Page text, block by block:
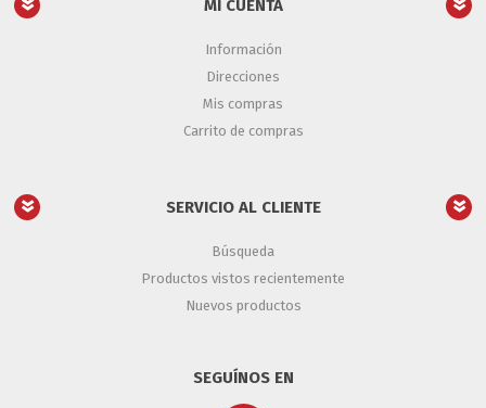
MI CUENTA
Información
Direcciones
Mis compras
Carrito de compras
SERVICIO AL CLIENTE
Búsqueda
Productos vistos recientemente
Nuevos productos
SEGUÍNOS EN